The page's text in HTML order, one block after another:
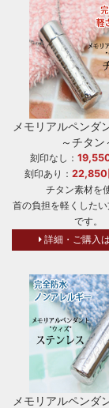
メモリアルペンダ
～チタン
刻印なし：
刻印あり： 22,850
チタン素材を
首の負担を軽くした
です。
詳細・ご購入
メモリアルペンダ